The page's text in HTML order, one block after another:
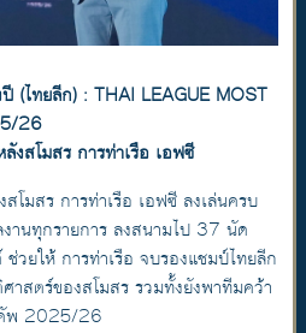
(ไทยลีก) : THAI LEAGUE MOST
26
สโมสร การท่าเรือ เอฟซี
โมสร การท่าเรือ เอฟซี ลงเล่นครบ
านทุกรายการ ลงสนามไป 37 นัด
ยให้ การท่าเรือ จบรองแชมป์ไทยลีก
าสตร์ของสโมสร รวมทั้งยังพาทีมคว้า
พ 2025/26